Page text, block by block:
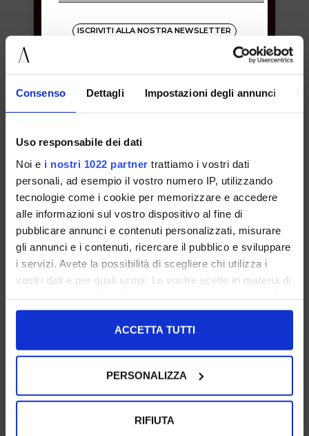
Consenso Dettagli Impostazioni degli annunci
Uso responsabile dei dati
Noi e i nostri 1022 partner trattiamo i vostri dati
personali, ad esempio il vostro numero IP, utilizzando
tecnologie come i cookie per memorizzare e accedere
alle informazioni sul vostro dispositivo al fine di
pubblicare annunci e contenuti personalizzati, misurare
gli annunci e i contenuti, ricercare il pubblico e sviluppare
i servizi. Avete la possibilità di scegliere chi utilizza i
vostri dati e per quali scopi. Le vostre scelte in materia di
in cui avete effettuato le vostre scelte. È possibile
modificare o revocare il proprio consenso in qualsiasi
momento dalla Dichiarazione sui cookie o facendo clic
Con il tuo consenso, vorremmo anche:
raccogliere informazioni sulla tua posizione
ACCETTA TUTTI
PERSONALIZZA
RIFIUTA
IL LACCIO
Borsa lunetta
€ 57.00
COLORE: TAUPE
AVVISAMI QUANDO DISPONIBILE
DESCRIZIONE
Made in Italy.
Altezza_ 26cm
DISPONIBILE IN
ISCRIVITI ALLA NOSTRA NEWSLETTER